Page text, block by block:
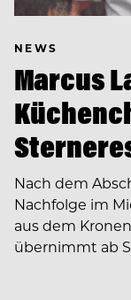
NEWS
Marcus
Nach dem
Nachfolge im
aus dem
übernimmt ab